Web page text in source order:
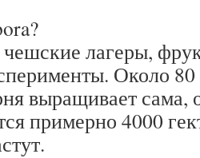
лагеры,
Около
выращивает сама,
примерно 4000